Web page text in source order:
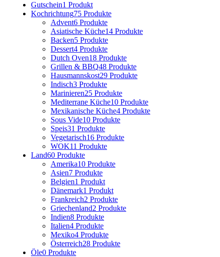
Gutschein1 Produkt
Kochrichtung75 Produkte
Advent6 Produkte
Asiatische Küche14 Produkte
Backen5 Produkte
Dessert4 Produkte
Dutch Oven18 Produkte
Grillen & BBQ48 Produkte
Hausmannskost29 Produkte
Indisch3 Produkte
Marinieren25 Produkte
Mediterrane Küche10 Produkte
Mexikanische Küche4 Produkte
Sous Vide10 Produkte
Speis31 Produkte
Vegetarisch16 Produkte
WOK11 Produkte
Land60 Produkte
Amerika10 Produkte
Asien7 Produkte
Belgien1 Produkt
Dänemark1 Produkt
Frankreich2 Produkte
Griechenland2 Produkte
Indien8 Produkte
Italien4 Produkte
Mexiko4 Produkte
Österreich28 Produkte
Öle0 Produkte